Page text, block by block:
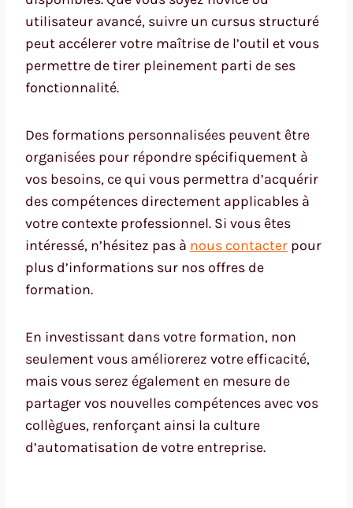
utilisateur avancé, suivre un cursus structuré
peut accélerer votre maîtrise de l’outil et vous
permettre de tirer pleinement parti de ses
fonctionnalité.
Des formations personnalisées peuvent être
organisées pour répondre spécifiquement à
vos besoins, ce qui vous permettra d’acquérir
des compétences directement applicables à
votre contexte professionnel. Si vous êtes
intéressé, n’hésitez pas à nous contacter pour
plus d’informations sur nos offres de
formation.
En investissant dans votre formation, non
seulement vous améliorerez votre efficacité,
mais vous serez également en mesure de
partager vos nouvelles compétences avec vos
collègues, renforçant ainsi la culture
d’automatisation de votre entreprise.